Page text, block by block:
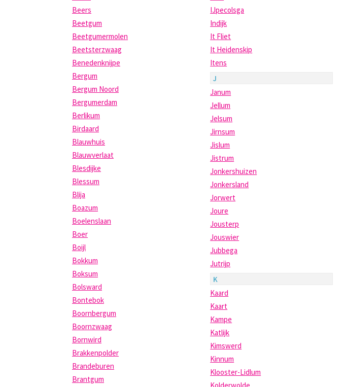
Beers
Beetgum
Beetgumermolen
Beetsterzwaag
Benedenknijpe
Bergum
Bergum Noord
Bergumerdam
Berlikum
Birdaard
Blauwhuis
Blauwverlaat
Blesdijke
Blessum
Blija
Boazum
Boelenslaan
Boer
Boijl
Bokkum
Boksum
Bolsward
Bontebok
Boornbergum
Boornzwaag
Bornwird
Brakkenpolder
Brandeburen
Brantgum
IJpecolsga
Indijk
It Fliet
It Heidenskip
Itens
J
Janum
Jellum
Jelsum
Jirnsum
Jislum
Jistrum
Jonkershuizen
Jonkersland
Jorwert
Joure
Jousterp
Jouswier
Jubbega
Jutrijp
K
Kaard
Kaart
Kampe
Katlijk
Kimswerd
Kinnum
Klooster-Lidlum